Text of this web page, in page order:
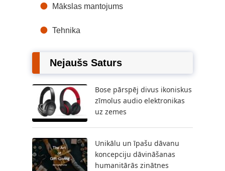
Mākslas mantojums
Tehnika
Nejaušs Saturs
Bose pārspēj divus ikoniskus
zīmolus audio elektronikas
uz zemes
Unikālu un īpašu dāvanu
koncepciju dāvināšanas
humanitārās zinātnes